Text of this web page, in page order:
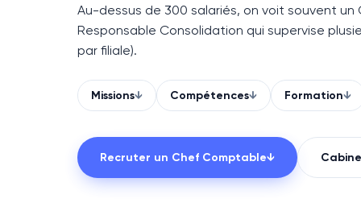
Au-dessus de 300 salariés, on voit souvent un
Responsable Consolidation qui supervise
par filiale).
Missions↓ Compétences↓ Formation↓
Recruter un Chef Comptable↓